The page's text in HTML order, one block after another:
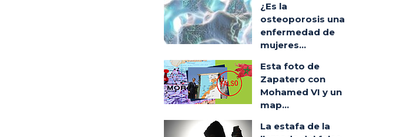
¿Es la
osteoporosis una
enfermedad de
mujeres...
Esta foto de
Zapatero con
Mohamed VI y un
map...
La estafa de la